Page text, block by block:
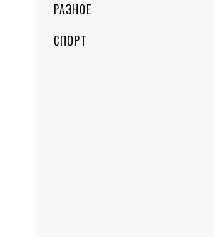
РАЗНОЕ
СПОРТ